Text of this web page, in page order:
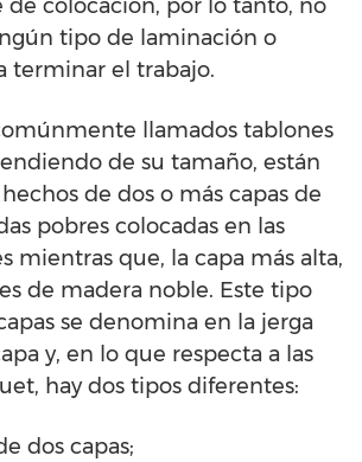
de colocación, por lo tanto, no
tipo de laminación o
terminar el trabajo.
llamados tablones
de su tamaño, están
de dos o más capas de
pobres colocadas en las
mientras que, la capa más alta,
de madera noble. Este tipo
se denomina en la jerga
y, en lo que respecta a las
hay dos tipos diferentes:
dos capas;